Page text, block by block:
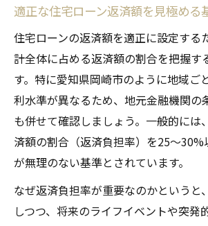
適正な住宅ローン返済額を見極める
住宅ローンの返済額を適正に設定する
計全体に占める返済額の割合を把握す
す。特に愛知県岡崎市のように地域ご
利水準が異なるため、地元金融機関の
も併せて確認しましょう。一般的には
済額の割合（返済負担率）を25〜30%
が無理のない基準とされています。
なぜ返済負担率が重要なのかというと
しつつ、将来のライフイベントや突発